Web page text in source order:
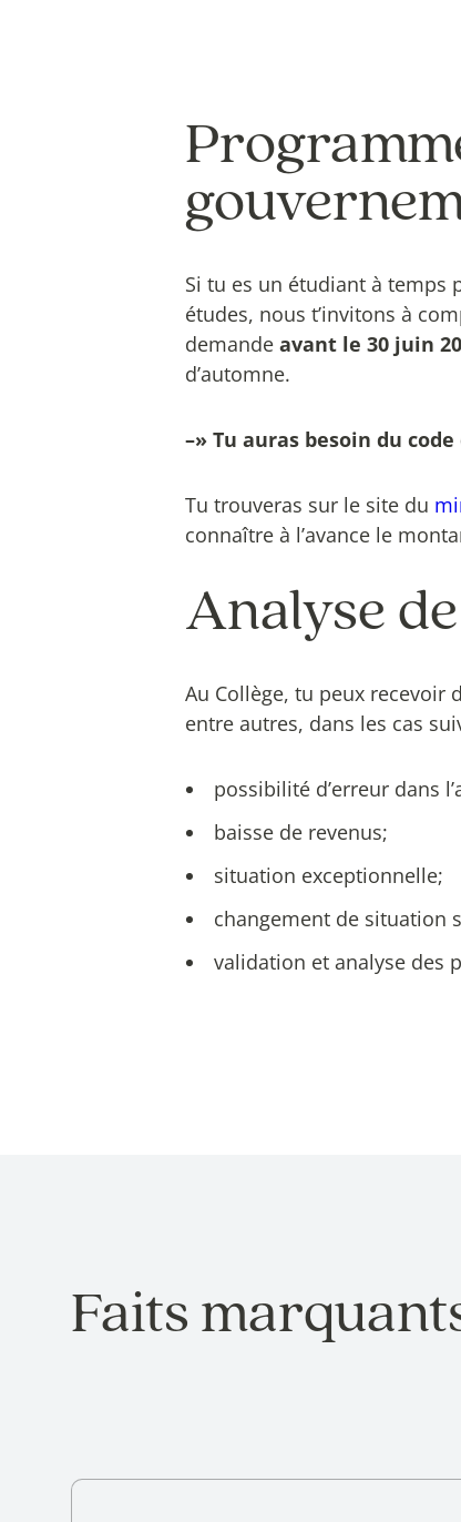
Si tu es un étudiant à temps
études, nous t’invitons à
demande avant le 30 juin
d’automne.
–» Tu auras besoin du
Tu trouveras sur le site du
connaître à l’avance le
Analyse
Au Collège, tu peux recevoir
entre autres, dans les cas
possibilité d’erreur dans
baisse de revenus;
situation exceptionnelle;
changement de situation
validation et analyse des
Faits